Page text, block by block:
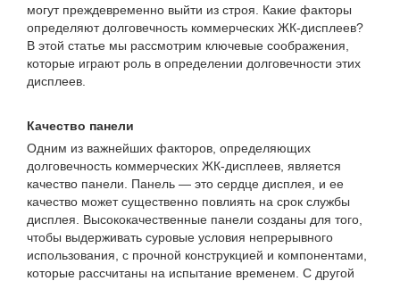
могут преждевременно выйти из строя. Какие факторы
определяют долговечность коммерческих ЖК-дисплеев?
В этой статье мы рассмотрим ключевые соображения,
которые играют роль в определении долговечности этих
дисплеев.
Качество панели
Одним из важнейших факторов, определяющих
долговечность коммерческих ЖК-дисплеев, является
качество панели. Панель — это сердце дисплея, и ее
качество может существенно повлиять на срок службы
дисплея. Высококачественные панели созданы для того,
чтобы выдерживать суровые условия непрерывного
использования, с прочной конструкцией и компонентами,
которые рассчитаны на испытание временем. С другой